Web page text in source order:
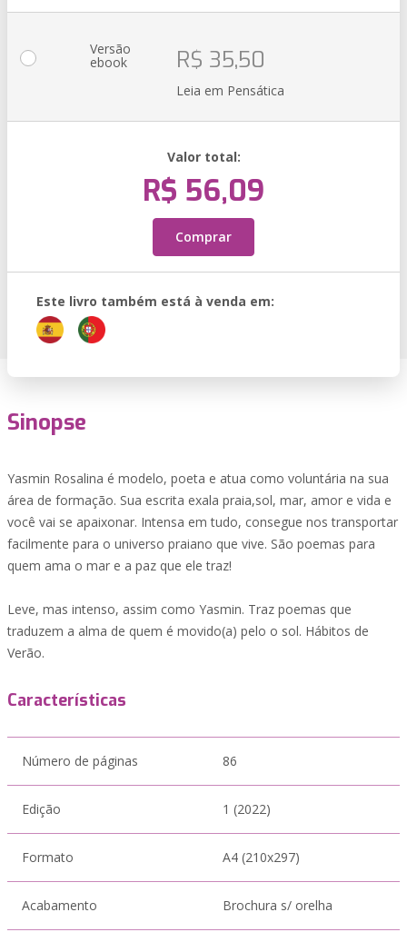
Versão
ebook R$ 35,50
Leia em Pensática
Valor total:
R$ 56,09
Comprar
Este livro também está à venda em:
Sinopse
Yasmin Rosalina é modelo, poeta e atua como voluntária na sua
área de formação. Sua escrita exala praia,sol, mar, amor e vida e
você vai se apaixonar. Intensa em tudo, consegue nos transportar
facilmente para o universo praiano que vive. São poemas para
quem ama o mar e a paz que ele traz!
Leve, mas intenso, assim como Yasmin. Traz poemas que
traduzem a alma de quem é movido(a) pelo o sol. Hábitos de
Verão.
Características
Número de páginas 86
Edição 1 (2022)
Formato A4 (210x297)
Acabamento Brochura s/ orelha